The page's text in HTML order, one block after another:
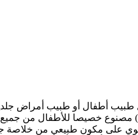
طبيب أطفال أو طبيب أمراض
مصنوع خصيصا للأطفال من
يحتوي على مكون طبيعي من